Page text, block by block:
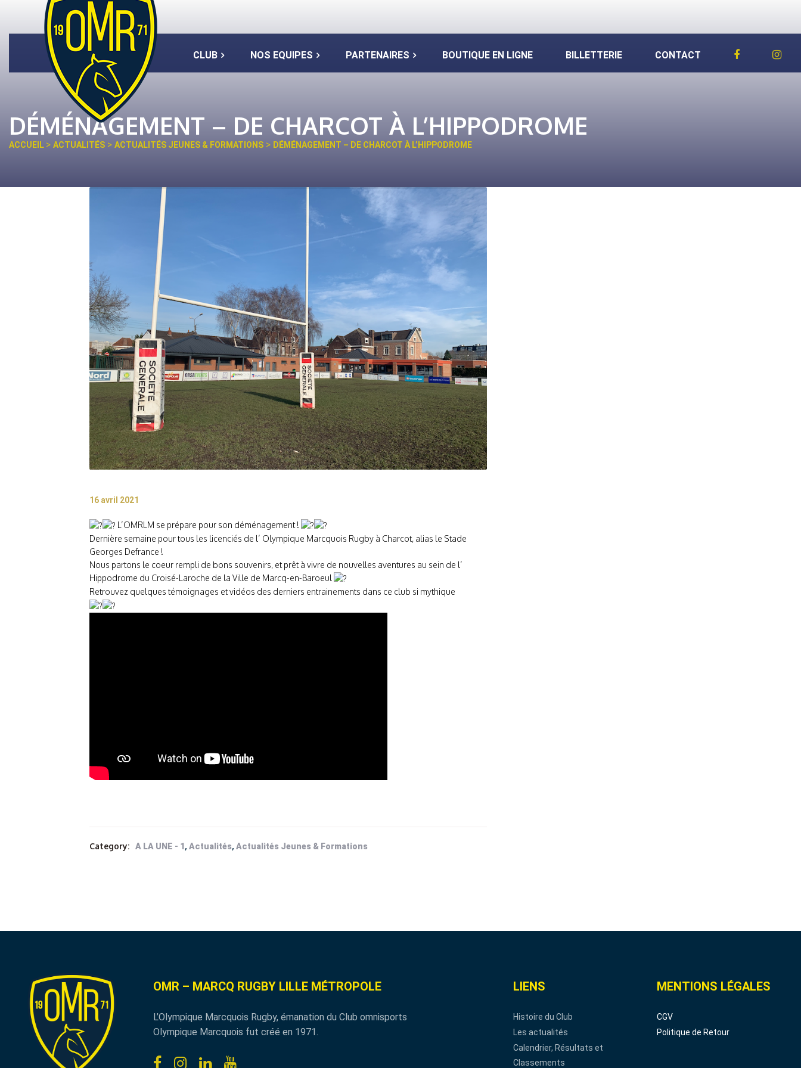
CLUB NOS EQUIPES PARTENAIRES BOUTIQUE EN LIGNE BILLETTERIE CONTACT
DÉMÉNAGEMENT – DE CHARCOT À L’HIPPODROME
ACCUEIL > ACTUALITÉS > ACTUALITÉS JEUNES & FORMATIONS > DÉMÉNAGEMENT – DE CHARCOT À L’HIPPODROME
16 avril 2021
L’OMRLM se prépare pour son déménagement !
Dernière semaine pour tous les licenciés de l’ Olympique Marcquois Rugby à Charcot, alias le Stade
Georges Defrance !
Nous partons le coeur rempli de bons souvenirs, et prêt à vivre de nouvelles aventures au sein de l’
Hippodrome du Croisé-Laroche de la Ville de Marcq-en-Baroeul
Retrouvez quelques témoignages et vidéos des derniers entrainements dans ce club si mythique
Category: A LA UNE - 1 , Actualités, Actualités Jeunes & Formations
OMR – MARCQ RUGBY LILLE MÉTROPOLE
L’Olympique Marcquois Rugby, émanation du Club omnisports
Olympique Marcquois fut créé en 1971.
LIENS
Histoire du Club
Les actualités
Calendrier, Résultats et
Classements
MENTIONS LÉGALES
CGV
Politique de Retour